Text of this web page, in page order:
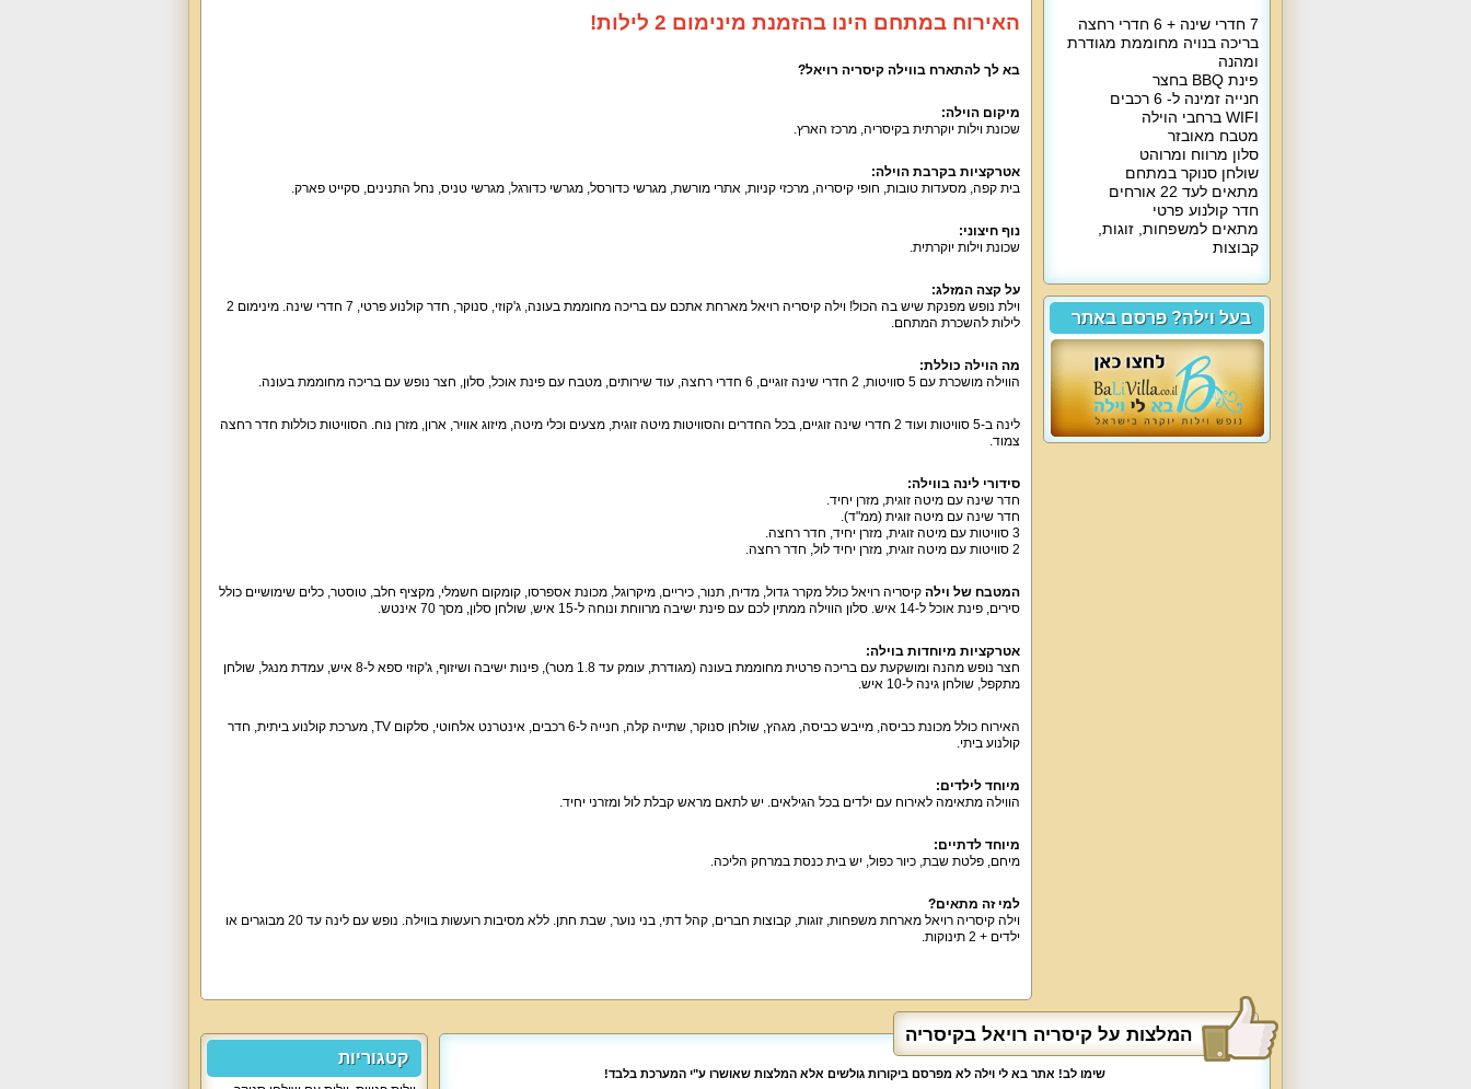
7 חדרי שינה + 6 חדרי רחצה
בריכה בנויה מחוממת מגודרת
ומהנה
פינת BBQ בחצר
חנייה זמינה ל- 6 רכבים
WIFI ברחבי הוילה
מטבח מאובזר
סלון מרווח ומרוהט
שולחן סנוקר במתחם
מתאים לעד 22 אורחים
חדר קולנוע פרטי
מתאים למשפחות, זוגות,
קבוצות
בעל וילה? פרסם באתר
האירוח במתחם הינו בהזמנת מינימום 2 לילות!
בא לך להתארח בווילה קיסריה רויאל?
מיקום הוילה:
שכונת וילות יוקרתית בקיסריה, מרכז הארץ.
אטרקציות בקרבת הוילה:
בית קפה, מסעדות טובות, חופי קיסריה, מרכזי קניות, אתרי מורשת, מגרשי כדורסל, מגרשי כדורגל, מגרשי טניס, נחל התנינים, סקייט פארק.
נוף חיצוני:
שכונת וילות יוקרתית.
על קצה המזלג:
וילת נופש מפנקת שיש בה הכול! וילה קיסריה רויאל מארחת אתכם עם בריכה מחוממת בעונה, ג'קוזי, סנוקר, חדר קולנוע פרטי, 7 חדרי שינה. מינימום 2
לילות להשכרת המתחם.
מה הוילה כוללת:
הווילה מושכרת עם 5 סוויטות, 2 חדרי שינה זוגיים, 6 חדרי רחצה, עוד שירותים, מטבח עם פינת אוכל, סלון, חצר נופש עם בריכה מחוממת בעונה.
לינה ב-5 סוויטות ועוד 2 חדרי שינה זוגיים, בכל החדרים והסוויטות מיטה זוגית, מצעים וכלי מיטה, מיזוג אוויר, ארון, מזרן נוח. הסוויטות כוללות חדר רחצה
צמוד.
סידורי לינה בווילה:
חדר שינה עם מיטה זוגית, מזרן יחיד.
חדר שינה עם מיטה זוגית (ממ"ד).
3 סוויטות עם מיטה זוגית, מזרן יחיד, חדר רחצה.
2 סוויטות עם מיטה זוגית, מזרן יחיד לול, חדר רחצה.
המטבח של וילה קיסריה רויאל כולל מקרר גדול, מדיח, תנור, כיריים, מיקרוגל, מכונת אספרסו, קומקום חשמלי, מקציף חלב, טוסטר, כלים שימושיים כולל
סירים, פינת אוכל ל-14 איש. סלון הווילה ממתין לכם עם פינת ישיבה מרווחת ונוחה ל-15 איש, שולחן סלון, מסך 70 אינטש.
אטרקציות מיוחדות בוילה:
חצר נופש מהנה ומושקעת עם בריכה פרטית מחוממת בעונה (מגודרת, עומק עד 1.8 מטר), פינות ישיבה ושיזוף, ג'קוזי ספא ל-8 איש, עמדת מנגל, שולחן
מתקפל, שולחן גינה ל-10 איש.
האירוח כולל מכונת כביסה, מייבש כביסה, מגהץ, שולחן סנוקר, שתייה קלה, חנייה ל-6 רכבים, אינטרנט אלחוטי, סלקום TV, מערכת קולנוע ביתית, חדר
קולנוע ביתי.
מיוחד לילדים:
הווילה מתאימה לאירוח עם ילדים בכל הגילאים. יש לתאם מראש קבלת לול ומזרני יחיד.
מיוחד לדתיים:
מיחם, פלטת שבת, כיור כפול, יש בית כנסת במרחק הליכה.
למי זה מתאים?
וילה קיסריה רויאל מארחת משפחות, זוגות, קבוצות חברים, קהל דתי, בני נוער, שבת חתן. ללא מסיבות רועשות בווילה. נופש עם לינה עד 20 מבוגרים או
ילדים + 2 תינוקות.
המלצות על קיסריה רויאל בקיסריה
שימו לב! אתר בא לי וילה לא מפרסם ביקורות גולשים אלא המלצות שאושרו ע"י המערכת בלבד!
קטגוריות